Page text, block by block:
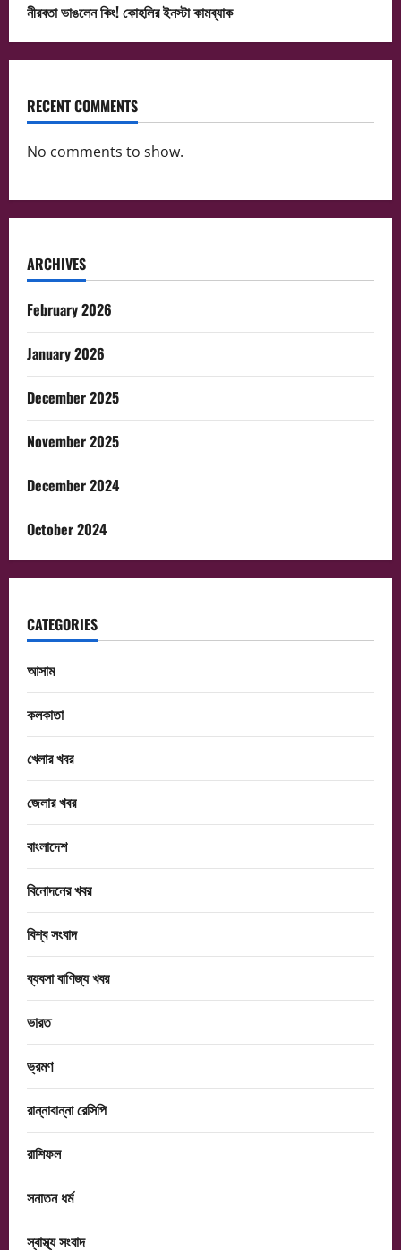
নীরবতা ভাঙলেন কিং! কোহলির ইনস্টা কামব্যাক
RECENT COMMENTS
No comments to show.
ARCHIVES
February 2026
January 2026
December 2025
November 2025
December 2024
October 2024
CATEGORIES
আসাম
কলকাতা
খেলার খবর
জেলার খবর
বাংলাদেশ
বিনোদনের খবর
বিশ্ব সংবাদ
ব্যবসা বাণিজ্য খবর
ভারত
ভ্রমণ
রান্নাবান্না রেসিপি
রাশিফল
সনাতন ধর্ম
স্বাস্থ্য সংবাদ